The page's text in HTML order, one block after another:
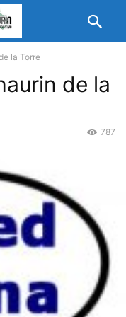
la Torre
de la
787